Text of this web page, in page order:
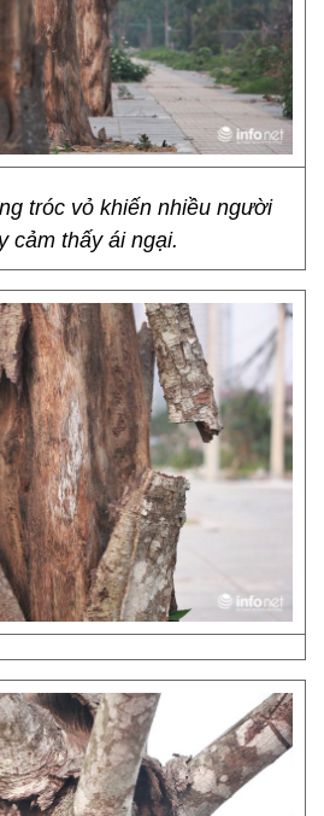
tróc vỏ khiến nhiều người
cảm thấy ái ngại.